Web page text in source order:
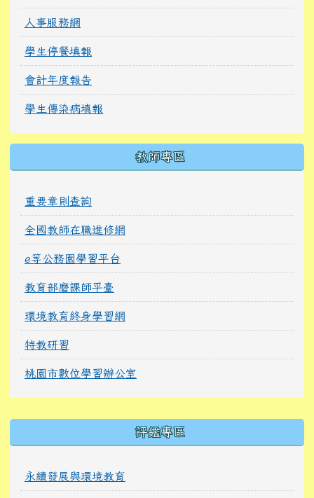
人事服務網
學生停餐填報
會計年度報告
學生傳染病填報
教師專區
重要章則查詢
全國教師在職進修網
e等公務園學習平台
教育部磨課師平臺
環境教育終身學習網
特教研習
桃園市數位學習辦公室
評鑑專區
永續發展與環境教育